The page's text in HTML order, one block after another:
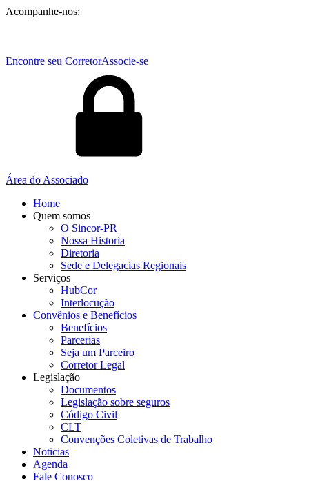
Acompanhe-nos:
Encontre seu CorretorAssocie-se
Área do Associado
Home
Quem somos
O Sincor-PR
Nossa Historia
Diretoria
Sede e Delegacias Regionais
Serviços
HubCor
Interlocução
Convênios e Benefícios
Benefícios
Parcerias
Seja um Parceiro
Corretor Legal
Legislação
Documentos
Legislação sobre seguros
Código Civil
CLT
Convenções Coletivas de Trabalho
Noticias
Agenda
Fale Conosco